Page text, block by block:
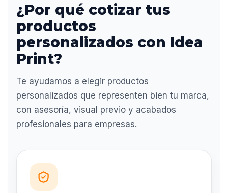
¿Por qué cotizar tus
productos
personalizados con Idea
Print?
Te ayudamos a elegir productos
personalizados que representen bien tu marca,
con asesoría, visual previo y acabados
profesionales para empresas.